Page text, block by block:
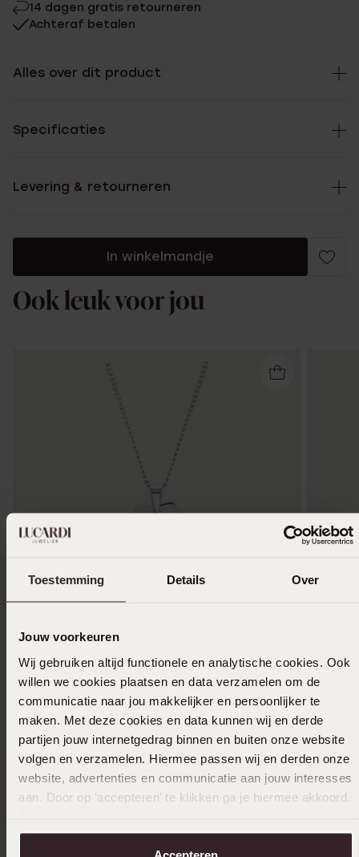
Toestemming Details Over
Jouw voorkeuren
Wij gebruiken altijd functionele en analytische cookies. Ook
willen we cookies plaatsen en data verzamelen om de
communicatie naar jou makkelijker en persoonlijker te
maken. Met deze cookies en data kunnen wij en derde
partijen jouw internetgedrag binnen en buiten onze website
volgen en verzamelen. Hiermee passen wij en derden onze
website, advertenties en communicatie aan jouw interesses
aan. Door op ‘accepteren’ te klikken ga je hiermee akkoord.
over in onscookiebeleid.
14 dagen gratis retourneren
Achteraf betalen
Alles over dit product
Specificaties
Levering & retourneren
In winkelmandje
Ook leuk voor jou
Gerecycled stainless steel ketting met hanger
2 platen voor heren
39
dames
64
Anderen kochten ook